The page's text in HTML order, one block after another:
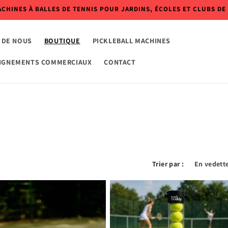
À BALLES DE TENNIS POUR JARDINS, ÉCOLES ET CLUBS
NOUS BOUTIQUE PICKLEBALL MACHINES
COMMERCIAUX CONTACT
Trier par :